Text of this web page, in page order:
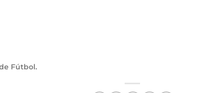
Fútbol.